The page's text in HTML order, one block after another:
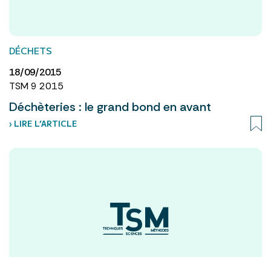
DÉCHETS
18/09/2015
TSM 9 2015
Déchèteries : le grand bond en avant
› LIRE L’ARTICLE